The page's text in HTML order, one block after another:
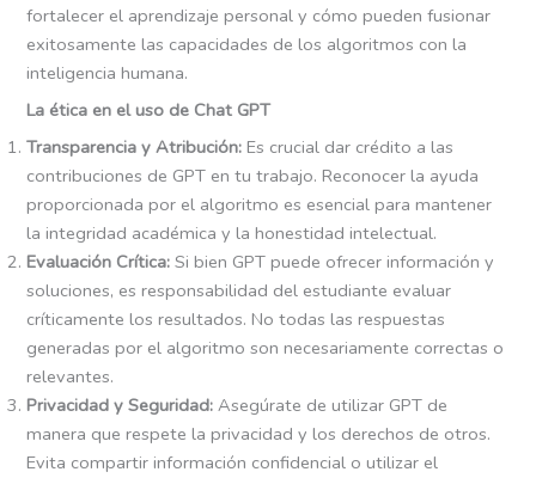
fortalecer el aprendizaje personal y cómo pueden fusionar
exitosamente las capacidades de los algoritmos con la
inteligencia humana.
La ética en el uso de Chat GPT
Transparencia y Atribución: Es crucial dar crédito a las
contribuciones de GPT en tu trabajo. Reconocer la ayuda
proporcionada por el algoritmo es esencial para mantener
la integridad académica y la honestidad intelectual.
Evaluación Crítica: Si bien GPT puede ofrecer información y
soluciones, es responsabilidad del estudiante evaluar
críticamente los resultados. No todas las respuestas
generadas por el algoritmo son necesariamente correctas o
relevantes.
Privacidad y Seguridad: Asegúrate de utilizar GPT de
manera que respete la privacidad y los derechos de otros.
Evita compartir información confidencial o utilizar el